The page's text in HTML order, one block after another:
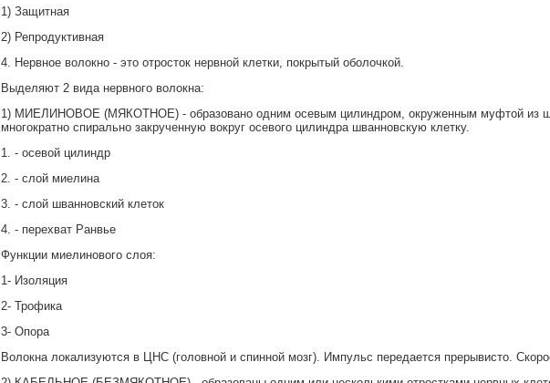
1) Защитная
2) Репродуктивная
4. Нервное волокно - это отросток нервной клетки, покрытый оболочкой.
Выделяют 2 вида нервного волокна:
1) МИЕЛИНОВОЕ (МЯКОТНОЕ) - образовано одним осевым цилиндром, окруженным муфтой из
многократно спирально закрученную вокруг осевого цилиндра шванновскую клетку.
1. - осевой цилиндр
2. - слой миелина
3. - слой шванновский клеток
4. - перехват Ранвье
Функции миелинового слоя:
1- Изоляция
2- Трофика
3- Опора
Волокна локализуются в ЦНС (головной и спинной мозг). Импульс передается прерывисто.